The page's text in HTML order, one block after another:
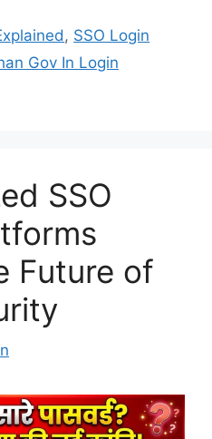
, SSO Login
Gov In Login
SSO
Future of